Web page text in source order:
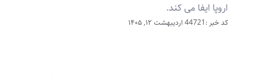
اروپا ایفا می کند.
کد خبر :44721 اردیبهشت ۱۲, ۱۴۰۵